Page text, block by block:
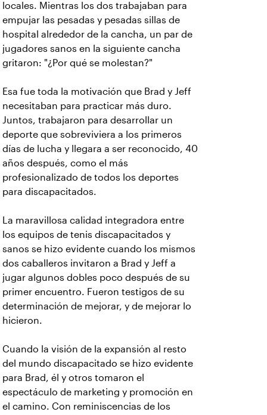
locales. Mientras los dos trabajaban para
empujar las pesadas y pesadas sillas de
hospital alrededor de la cancha, un par de
jugadores sanos en la siguiente cancha
gritaron: "¿Por qué se molestan?"
Esa fue toda la motivación que Brad y Jeff
necesitaban para practicar más duro.
Juntos, trabajaron para desarrollar un
deporte que sobreviviera a los primeros
días de lucha y llegara a ser reconocido, 40
años después, como el más
profesionalizado de todos los deportes
para discapacitados.
La maravillosa calidad integradora entre
los equipos de tenis discapacitados y
sanos se hizo evidente cuando los mismos
dos caballeros invitaron a Brad y Jeff a
jugar algunos dobles poco después de su
primer encuentro. Fueron testigos de su
determinación de mejorar, y de mejorar lo
hicieron.
Cuando la visión de la expansión al resto
del mundo discapacitado se hizo evidente
para Brad, él y otros tomaron el
espectáculo de marketing y promoción en
el camino. Con reminiscencias de los